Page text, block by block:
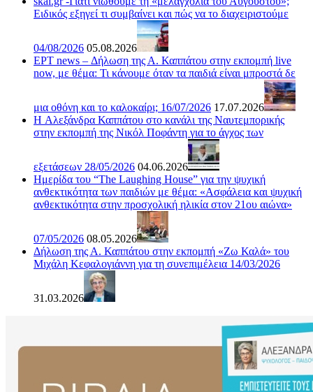
Ειδικός εξηγεί τι συμβαίνει και πώς να το διαχειριστούμε
04/08/2026 05.08.2026
ΕΡΤ news – Δήλωση της Α. Καππάτου στην εκπομπή live
now, με θέμα: Τι κάνουμε όταν τα παιδιά είναι μπροστά δε
μια οθόνη και το καλοκαίρι; 16/07/2026 17.07.2026
H Αλεξάνδρα Καππάτου στο κανάλι της Ναυτεμπορικής
στην εκπομπή της Νικόλ Ποφάντη για το άγχος των
εξετάσεων 28/05/2026 04.06.2026
Ημερίδα του “The Laughing House” για την ψυχική
ανθεκτικότητα των παιδιών με θέμα: «Ασφάλεια και ψυχική
ανθεκτικότητα στην προσχολική ηλικία στον 21ου αιώνα»
07/05/2026 08.05.2026
Δήλωση της Α. Καππάτου στην εκπομπή «Ζω Καλά» του
Μιχάλη Κεφαλογιάννη για τη συνεπιμέλεια 14/03/2026
31.03.2026